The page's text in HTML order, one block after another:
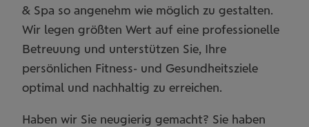
& Spa so angenehm wie möglich zu gestalten.
Wir legen größten Wert auf eine professionelle
Betreuung und unterstützen Sie, Ihre
persönlichen Fitness- und Gesundheitsziele
optimal und nachhaltig zu erreichen.
Haben wir Sie neugierig gemacht? Sie haben